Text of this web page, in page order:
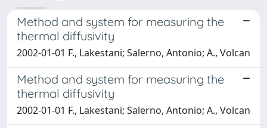
Method and system for measuring the
thermal diffusivity
2002-01-01 F., Lakestani; Salerno, Antonio; A., Volcan
Method and system for measuring the
thermal diffusivity
2002-01-01 F., Lakestani; Salerno, Antonio; A., Volcan